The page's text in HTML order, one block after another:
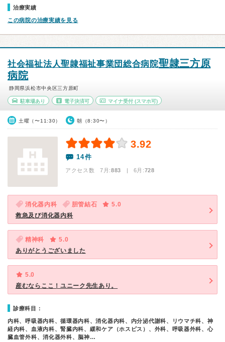
治療実績
この病院の治療実績を見る
社会福祉法人聖隷福祉事業団総合病院聖隷三方原
病院
静岡県浜松市中央区三方原町
駐車場あり 電子決済可 マイナ受付 (スマホ可)
土曜（〜11:30） 朝（8:30〜）
3.92
14件
アクセス数 7月:883 | 6月:728
消化器内科 胆管結石
5.0
救急及び消化器内科
精神科
5.0
ありがとうございました
5.0
産むならここ！ユニーク先生あり。
診療科目：
内科、呼吸器内科、循環器内科、消化器内科、内分泌代謝科、リウマチ科、神
経内科、血液内科、腎臓内科、緩和ケア（ホスピス）、外科、呼吸器外科、心
臓血管外科、消化器外科、脳神…